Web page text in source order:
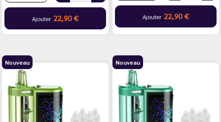
Ajouter 22,90 € Ajouter 22,90 €
Nouveau Nouveau